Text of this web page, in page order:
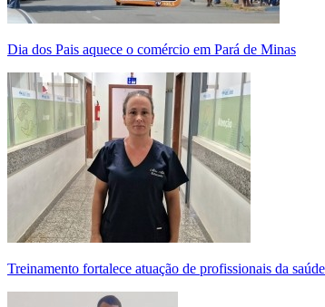
Dia dos Pais aquece o comércio em Pará de Minas
Treinamento fortalece atuação de profissionais da